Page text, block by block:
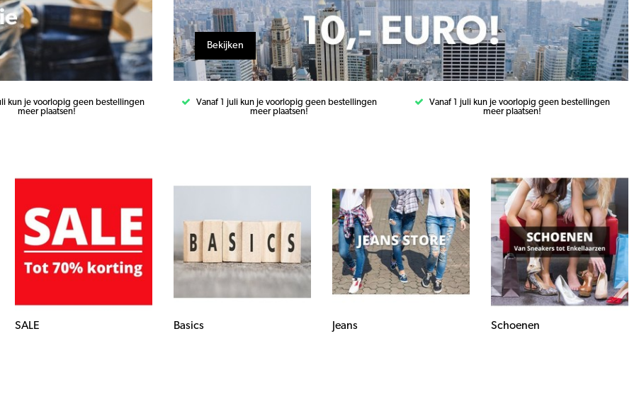
Bekijken
kun je voorlopig geen bestellingen
meer plaatsen!
Vanaf 1 juli kun je voorlopig geen bestellingen
meer plaatsen!
Vanaf 1 juli kun je voorlopig geen bestellingen
meer plaatsen!
SALE Basics Jeans Schoenen